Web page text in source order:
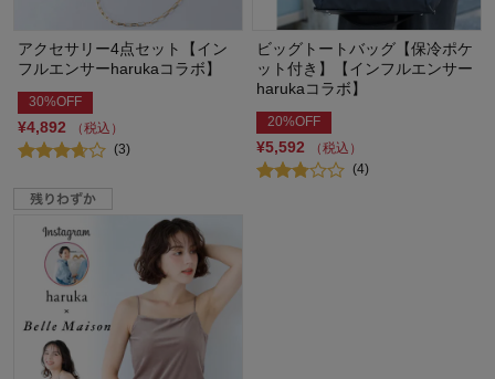
アクセサリー4点セット【イン
フルエンサーharukaコラボ】
30%OFF
¥4,892
（税込）
(3)
ビッグトートバッグ【保冷ポケ
ット付き】【インフルエンサー
harukaコラボ】
20%OFF
¥5,592
（税込）
(4)